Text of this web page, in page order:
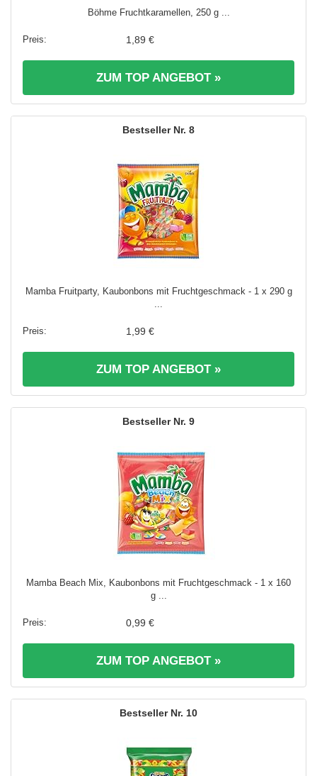
Böhme Fruchtkaramellen, 250 g ...
1,89 €
ZUM TOP ANGEBOT »
8
Mamba Fruitparty, Kaubonbons mit Fruchtgeschmack - 1 x 290 g
...
1,99 €
ZUM TOP ANGEBOT »
9
Mamba Beach Mix, Kaubonbons mit Fruchtgeschmack - 1 x 160
g ...
0,99 €
ZUM TOP ANGEBOT »
10